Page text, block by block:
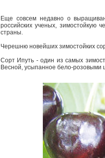
Еще совсем недавно о
российских ученых,
страны.
Черешню новейших зимостойких
Сорт Ипуть - один из самых
Весной, усыпанное бело-розовыми